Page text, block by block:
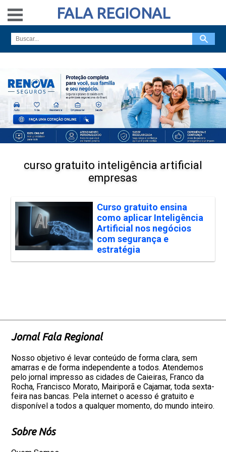
FALA REGIONAL
curso gratuito inteligência artificial
empresas
Curso gratuito ensina
como aplicar Inteligência
Artificial nos negócios
com segurança e
estratégia
Jornal Fala Regional
Nosso objetivo é levar conteúdo de forma clara, sem
amarras e de forma independente a todos. Atendemos
pelo jornal impresso as cidades de Caieiras, Franco da
Rocha, Francisco Morato, Mairiporã e Cajamar, toda sexta-
feira nas bancas. Pela internet o acesso é gratuito e
disponível a todos a qualquer momento, do mundo inteiro.
Sobre Nós